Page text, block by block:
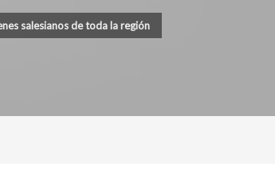
salesianos de toda la región